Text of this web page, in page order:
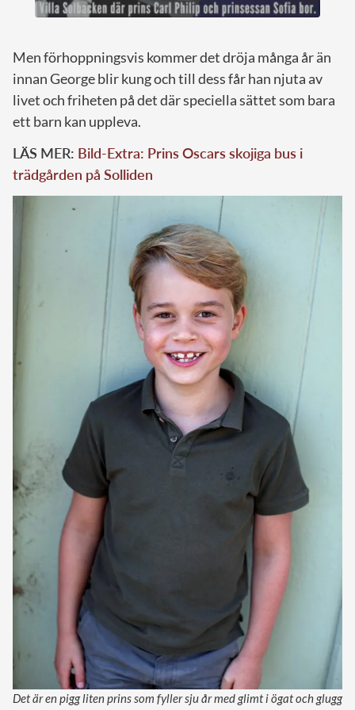
Men förhoppningsvis kommer det dröja många år än
innan George blir kung och till dess får han njuta av
livet och friheten på det där speciella sättet som bara
ett barn kan uppleva.
LÄS MER: Bild-Extra: Prins Oscars skojiga bus i
trädgården på Solliden
Det är en pigg liten prins som fyller sju år med glimt i ögat och glugg